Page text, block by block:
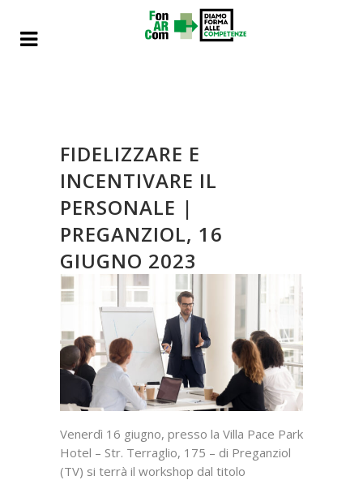
FIDELIZZARE E
INCENTIVARE IL
PERSONALE |
PREGANZIOL, 16
GIUGNO 2023
Venerdì 16 giugno, presso la Villa Pace Park
Hotel – Str. Terraglio, 175 – di Preganziol
(TV) si terrà il workshop dal titolo